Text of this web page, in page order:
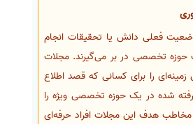
فعلی دانش یا تحقیقات انجام
حوزه تخصصی در بر می‌گیرند. مجلات
را برای کسانی که قصد اطلاع
شده در یک حوزه تخصصی ویژه را
مخاطب هدف این مجلات افراد حرفه‌ای